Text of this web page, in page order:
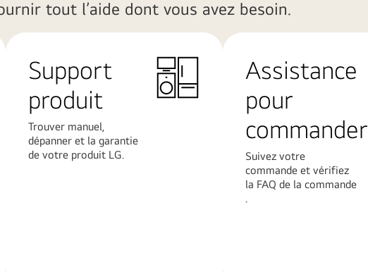
tout l’aide dont vous avez besoin​.
Support
produit
Trouver manuel,
dépanner et la garantie
de votre produit LG.​
Assistance
pour
commander
Suivez votre
commande et vérifiez
la FAQ de la commande​
.